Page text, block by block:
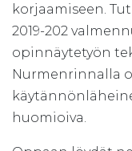
korjaamiseen.
2019-202
opinnäytetyön
Nurmenrinnalla
huomioiva.